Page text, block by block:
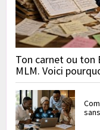
Ton carnet ou ton
MLM. Voici